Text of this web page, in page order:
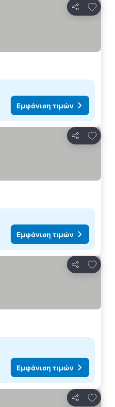
Κοινοποίηση
Εμφάνιση τιμών
Κοινοποίηση
Εμφάνιση τιμών
Κοινοποίηση
Εμφάνιση τιμών
Κοινοποίηση